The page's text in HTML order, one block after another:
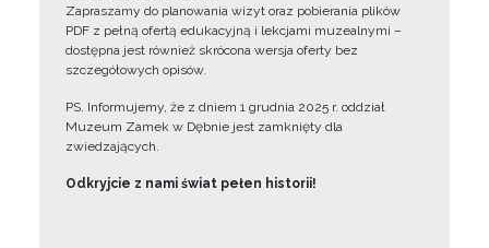
Zapraszamy do planowania wizyt oraz pobierania plików
PDF z pełną ofertą edukacyjną i lekcjami muzealnymi –
dostępna jest również skrócona wersja oferty bez
szczegółowych opisów.
PS. Informujemy, że z dniem 1 grudnia 2025 r. oddział
Muzeum Zamek w Dębnie jest zamknięty dla
zwiedzających.
Odkryjcie z nami świat pełen historii!